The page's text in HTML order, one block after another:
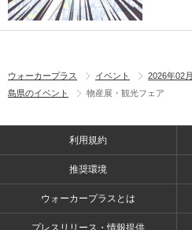
ウォーカープラス イベント 2026年02月
島県のイベント
物産展・観光フェア
利用規約
推奨環境
ウォーカープラスとは